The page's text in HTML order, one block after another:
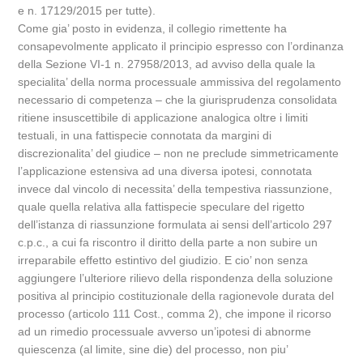
e n. 17129/2015 per tutte).
Come gia’ posto in evidenza, il collegio rimettente ha
consapevolmente applicato il principio espresso con l’ordinanza
della Sezione VI-1 n. 27958/2013, ad avviso della quale la
specialita’ della norma processuale ammissiva del regolamento
necessario di competenza – che la giurisprudenza consolidata
ritiene insuscettibile di applicazione analogica oltre i limiti
testuali, in una fattispecie connotata da margini di
discrezionalita’ del giudice – non ne preclude simmetricamente
l’applicazione estensiva ad una diversa ipotesi, connotata
invece dal vincolo di necessita’ della tempestiva riassunzione,
quale quella relativa alla fattispecie speculare del rigetto
dell’istanza di riassunzione formulata ai sensi dell’articolo 297
c.p.c., a cui fa riscontro il diritto della parte a non subire un
irreparabile effetto estintivo del giudizio. E cio’ non senza
aggiungere l’ulteriore rilievo della rispondenza della soluzione
positiva al principio costituzionale della ragionevole durata del
processo (articolo 111 Cost., comma 2), che impone il ricorso
ad un rimedio processuale avverso un’ipotesi di abnorme
quiescenza (al limite, sine die) del processo, non piu’